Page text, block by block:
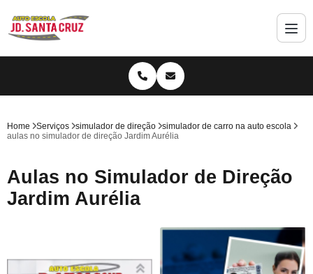
Home Serviços simulador de direção
simulador de carro na auto escola
aulas no simulador de direção Jardim Aurélia
Aulas no Simulador de Direção
Jardim Aurélia